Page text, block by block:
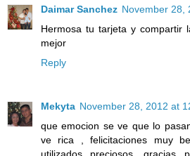
Daimar Sanchez November 28,
Hermosa tu tarjeta y compartir
mejor
Reply
Mekyta November 28, 2012 at
que emocion se ve que lo
ve rica , felicitaciones muy
utilizados preciosos, gracias